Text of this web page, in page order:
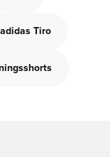
adidas Tiro